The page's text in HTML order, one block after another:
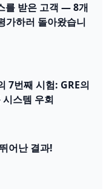
를 받은 고객 — 8개
가하러 돌아왔습니
7번째 시험: GRE의
스템 우회
어난 결과!